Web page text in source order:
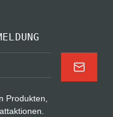
Produkten,